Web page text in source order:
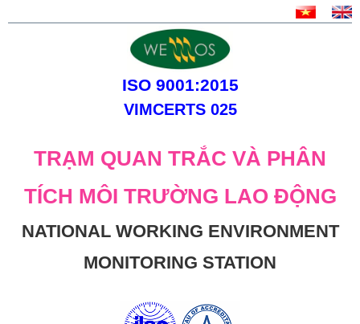
ISO 9001:2015
VIMCERTS 025
TRẠM QUAN TRẮC VÀ PHÂN
TÍCH MÔI TRƯỜNG LAO ĐỘNG
NATIONAL WORKING ENVIRONMENT
MONITORING STATION